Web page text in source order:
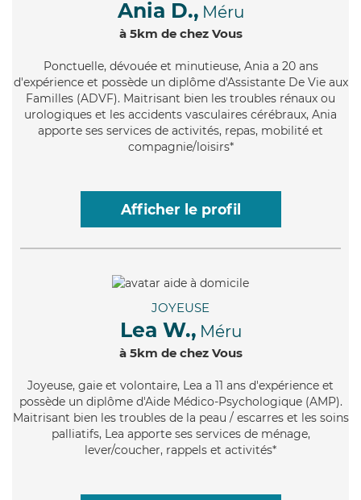
Ania D., Méru
à 5km de chez Vous
Ponctuelle, dévouée et minutieuse, Ania a 20 ans
d'expérience et possède un diplôme d'Assistante De Vie aux
Familles (ADVF). Maitrisant bien les troubles rénaux ou
urologiques et les accidents vasculaires cérébraux, Ania
apporte ses services de activités, repas, mobilité et
compagnie/loisirs*
Afficher le profil
JOYEUSE
Lea W., Méru
à 5km de chez Vous
Joyeuse, gaie et volontaire, Lea a 11 ans d'expérience et
possède un diplôme d'Aide Médico-Psychologique (AMP).
Maitrisant bien les troubles de la peau / escarres et les soins
palliatifs, Lea apporte ses services de ménage,
lever/coucher, rappels et activités*